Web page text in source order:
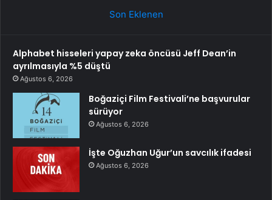
Son Eklenen
Alphabet hisseleri yapay zeka öncüsü Jeff Dean’in
ayrılmasıyla %5 düştü
Ağustos 6, 2026
Boğaziçi Film Festivali’ne başvurular
sürüyor
Ağustos 6, 2026
İşte Oğuzhan Uğur’un savcılık ifadesi
Ağustos 6, 2026